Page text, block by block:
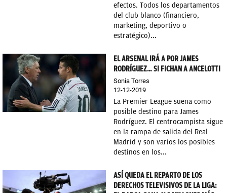
efectos. Todos los departamentos
del club blanco (financiero,
marketing, deportivo o
estratégico)...
EL ARSENAL IRÁ A POR JAMES
RODRÍGUEZ… SI FICHAN A ANCELOTTI
Sonia Torres
12-12-2019
La Premier League suena como
posible destino para James
Rodríguez. El centrocampista sigue
en la rampa de salida del Real
Madrid y son varios los posibles
destinos en los...
ASÍ QUEDA EL REPARTO DE LOS
DERECHOS TELEVISIVOS DE LA LIGA: